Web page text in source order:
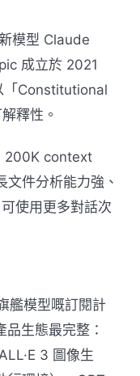
模型 Claude
成立於 2021
「Constitutional
釋性。
200K context
件分析能力強、
使用更多對話次
艦模型嘅訂閱計
生態最完整：
3 圖像生